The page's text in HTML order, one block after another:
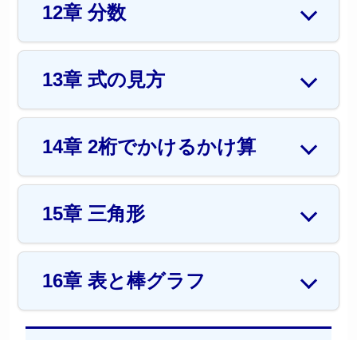
12章 分数
13章 式の見方
14章 2桁でかけるかけ算
15章 三角形
16章 表と棒グラフ